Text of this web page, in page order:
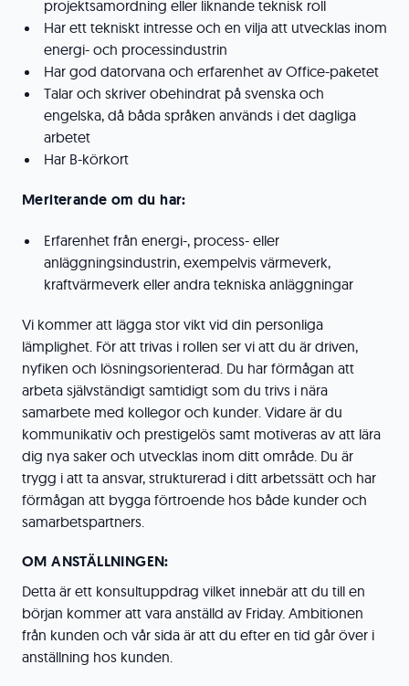
projektsamordning eller liknande teknisk roll
Har ett tekniskt intresse och en vilja att utvecklas inom
energi- och processindustrin
Har god datorvana och erfarenhet av Office-paketet
Talar och skriver obehindrat på svenska och
engelska, då båda språken används i det dagliga
arbetet
Har B-körkort
Meriterande om du har:
Erfarenhet från energi-, process- eller
anläggningsindustrin, exempelvis värmeverk,
kraftvärmeverk eller andra tekniska anläggningar
Vi kommer att lägga stor vikt vid din personliga
lämplighet. För att trivas i rollen ser vi att du är driven,
nyfiken och lösningsorienterad. Du har förmågan att
arbeta självständigt samtidigt som du trivs i nära
samarbete med kollegor och kunder. Vidare är du
kommunikativ och prestigelös samt motiveras av att lära
dig nya saker och utvecklas inom ditt område. Du är
trygg i att ta ansvar, strukturerad i ditt arbetssätt och har
förmågan att bygga förtroende hos både kunder och
samarbetspartners.
OM ANSTÄLLNINGEN:
Detta är ett konsultuppdrag vilket innebär att du till en
början kommer att vara anställd av Friday. Ambitionen
från kunden och vår sida är att du efter en tid går över i
anställning hos kunden.